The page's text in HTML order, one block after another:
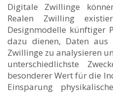
Digitale Zwillinge
Realen Zwilling
Designmodelle künftiger
dazu dienen, Daten aus
Zwillinge zu analysieren
unterschiedlichste
besonderer Wert für die
Einsparung